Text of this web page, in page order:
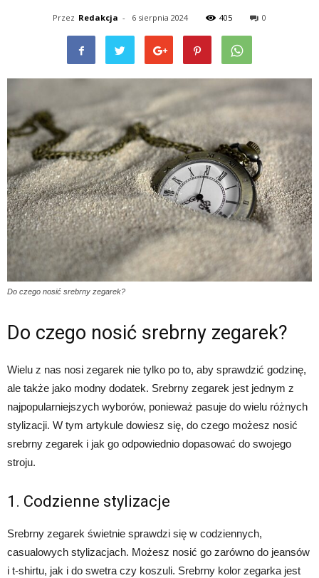
Przez Redakcja - 6 sierpnia 2024 405 0
Do czego nosić srebrny zegarek?
Do czego nosić srebrny zegarek?
Wielu z nas nosi zegarek nie tylko po to, aby sprawdzić godzinę,
ale także jako modny dodatek. Srebrny zegarek jest jednym z
najpopularniejszych wyborów, ponieważ pasuje do wielu różnych
stylizacji. W tym artykule dowiesz się, do czego możesz nosić
srebrny zegarek i jak go odpowiednio dopasować do swojego
stroju.
1. Codzienne stylizacje
Srebrny zegarek świetnie sprawdzi się w codziennych,
casualowych stylizacjach. Możesz nosić go zarówno do jeansów
i t-shirtu, jak i do swetra czy koszuli. Srebrny kolor zegarka jest